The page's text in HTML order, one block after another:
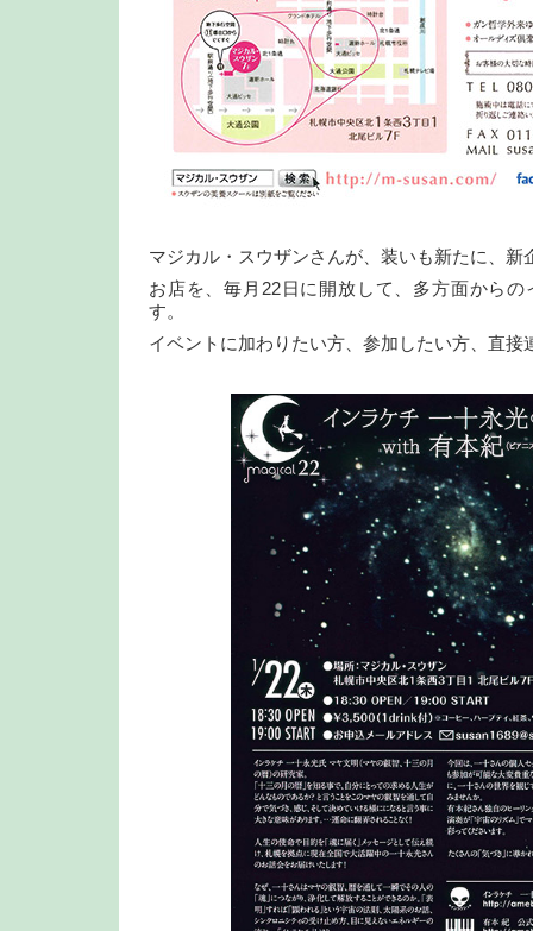
マジカル・スウザンさんが、装いも新たに、新
お店を、毎月22日に開放して、多方面から
す。
イベントに加わりたい方、参加したい方、直接